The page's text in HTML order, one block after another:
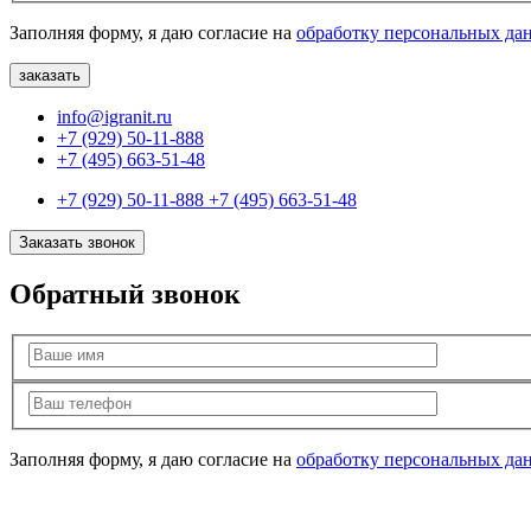
Заполняя форму, я даю согласие на обработку персональных
info@igranit.ru
+7 (929) 50-11-888
+7 (495) 663-51-48
+7 (929) 50-11-888 +7 (495) 663-51-48
Заказать звонок
Обратный звонок
Заполняя форму, я даю согласие на обработку персональных